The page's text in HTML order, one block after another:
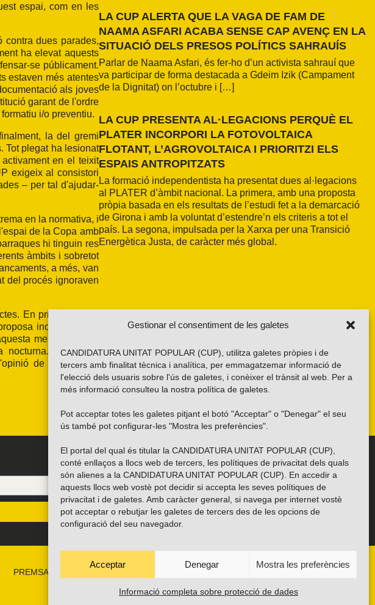
Gestionar el consentiment de les galetes
CANDIDATURA UNITAT POPULAR (CUP), utilitza galetes pròpies i de
tercers amb finalitat tècnica i analítica, per emmagatzemar informació de
l'elecció dels usuaris sobre l'ús de galetes, i conèixer el trànsit al web. Per a
més informació consulteu la nostra política de galetes
Pot acceptar totes les galetes pitjant el botó "Acceptar" o "Denegar" el seu
ús també pot configurar-les "Mostra les preferències".
El portal del qual és titular la CANDIDATURA UNITAT POPULAR (CUP),
conté enllaços a llocs web de tercers, les polítiques de privacitat dels quals
són alienes a la CANDIDATURA UNITAT POPULAR (CUP). En accedir a
aquests llocs web vostè pot decidir si accepta les seves polítiques de
privacitat i de galetes. Amb caràcter general, si navega per internet vostè
pot acceptar o rebutjar les galetes de tercers des de les opcions de
configuració del seu navegador.
Acceptar Denegar Mostra les preferències
Informació completa sobre protecció de dades
espai, com en les
contra dues parades,
ha elevat aquests
se públicament.
estaven més atentes
als joves
garant de l'ordre
i/o preventiu.
la del gremi
Tot plegat ha lesionat
en el teixit
exigeix al consistori
– per tal d'ajudar-
en la normativa, i
de la Copa amb
hi tinguin res
àmbits i sobretot
a més, van
del procés ignoraven
En primer lloc, la
incrementar el
mesura l'espai
nocturna. A més, la
de les entitats
LA CUP ALERTA QUE LA VAGA DE FAM DE
NAAMA ASFARI ACABA SENSE CAP AVENÇ EN LA
SITUACIÓ DELS PRESOS POLÍTICS SAHRAUÍS
Parlar de Naama Asfari, és fer-ho d’un activista sahrauí que
va participar de forma destacada a Gdeim Izik (Campament
de la Dignitat) on l’octubre i […]
LA CUP PRESENTA AL·LEGACIONS PERQUÈ EL
PLATER INCORPORI LA FOTOVOLTAICA
FLOTANT, L’AGROVOLTAICA I PRIORITZI ELS
ESPAIS ANTROPITZATS
La formació independentista ha presentat dues al·legacions
al PLATER d’àmbit nacional. La primera, amb una proposta
pròpia basada en els resultats de l’estudi fet a la demarcació
de Girona i amb la voluntat d’estendre’n els criteris a tot el
país. La segona, impulsada per la Xarxa per una Transició
Energètica Justa, de caràcter més global.
Troba’ns a les xarxes socials
PREMSA CAMPANYES TRANSPARÈNCIA
PROTECCIÓ DE DADES POLÍTICA DE GALETES (EU)